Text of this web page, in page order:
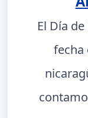
El Día
fecha